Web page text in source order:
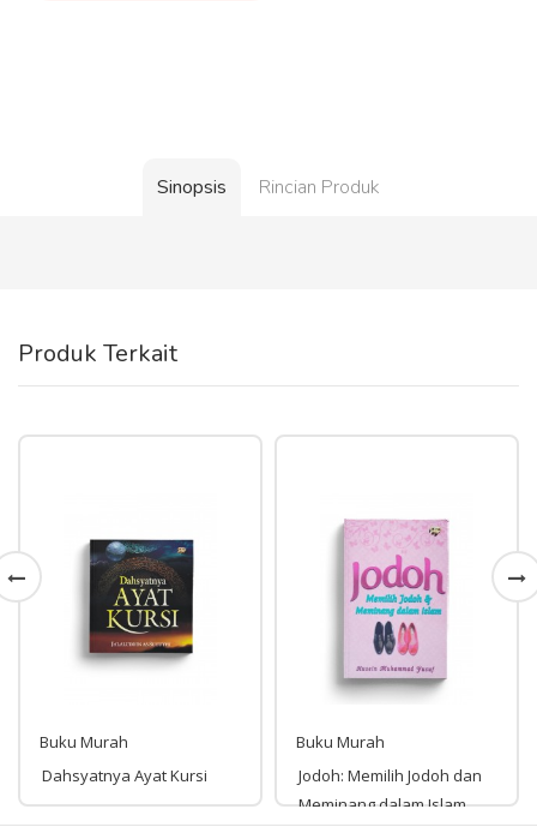
Sinopsis Rincian Produk
Produk Terkait
Buku Murah
Dahsyatnya Ayat Kursi
Buku Murah
Jodoh: Memilih Jodoh dan
Meminang dalam Islam
Edisi Baru